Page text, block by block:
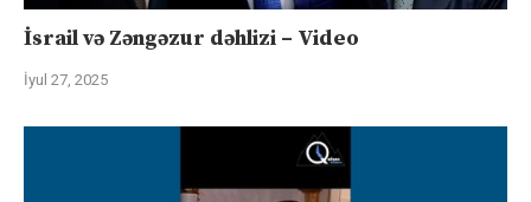
İsrail və Zəngəzur dəhlizi – Video
İyul 27, 2025